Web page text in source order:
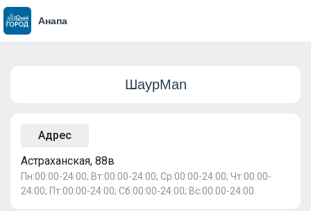
Анапа
ШаурMan
Адрес
Астраханская, 88в
Пн:00:00-24:00; Вт:00:00-24:00; Ср:00:00-24:00; Чт:00:00-
24:00; Пт:00:00-24:00; Сб:00:00-24:00; Вс:00:00-24:00